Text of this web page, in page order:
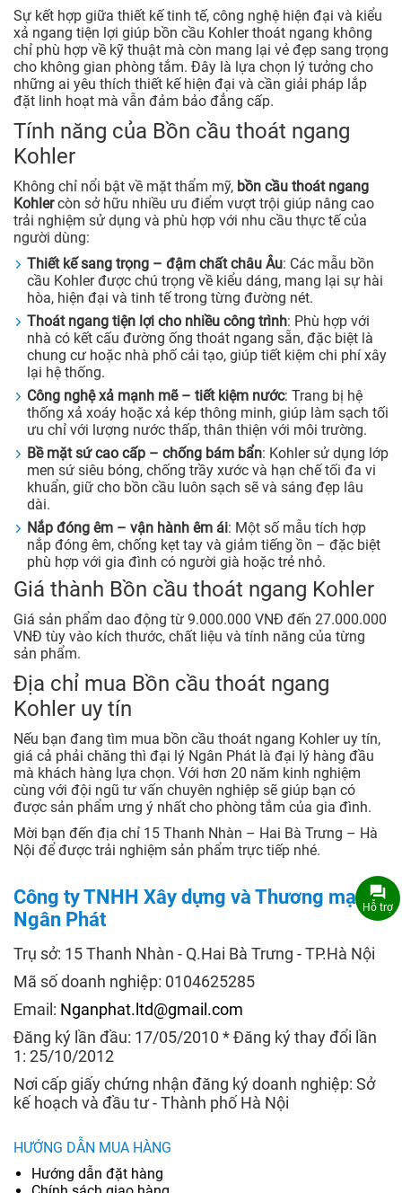
Sự kết hợp giữa thiết kế tinh tế, công nghệ hiện đại và kiểu
xả ngang tiện lợi giúp bồn cầu Kohler thoát ngang không
chỉ phù hợp về kỹ thuật mà còn mang lại vẻ đẹp sang trọng
cho không gian phòng tắm. Đây là lựa chọn lý tưởng cho
những ai yêu thích thiết kế hiện đại và cần giải pháp lắp
đặt linh hoạt mà vẫn đảm bảo đẳng cấp.
Tính năng của Bồn cầu thoát ngang
Kohler
Không chỉ nổi bật về mặt thẩm mỹ, bồn cầu thoát ngang
Kohlercòn sở hữu nhiều ưu điểm vượt trội giúp nâng cao
trải nghiệm sử dụng và phù hợp với nhu cầu thực tế của
người dùng:
Thiết kế sang trọng – đậm chất châu Âu: Các mẫu bồn
cầu Kohler được chú trọng về kiểu dáng, mang lại sự hài
hòa, hiện đại và tinh tế trong từng đường nét.
Thoát ngang tiện lợi cho nhiều công trình: Phù hợp với
nhà có kết cấu đường ống thoát ngang sẵn, đặc biệt là
chung cư hoặc nhà phố cải tạo, giúp tiết kiệm chi phí xây
lại hệ thống.
Công nghệ xả mạnh mẽ – tiết kiệm nước: Trang bị hệ
thống xả xoáy hoặc xả kép thông minh, giúp làm sạch tối
ưu chỉ với lượng nước thấp, thân thiện với môi trường.
Bề mặt sứ cao cấp – chống bám bẩn: Kohler sử dụng lớp
men sứ siêu bóng, chống trầy xước và hạn chế tối đa vi
khuẩn, giữ cho bồn cầu luôn sạch sẽ và sáng đẹp lâu
dài.
Nắp đóng êm – vận hành êm ái: Một số mẫu tích hợp
nắp đóng êm, chống kẹt tay và giảm tiếng ồn – đặc biệt
phù hợp với gia đình có người già hoặc trẻ nhỏ.
Giá thành Bồn cầu thoát ngang Kohler
Giá sản phẩm dao động từ 9.000.000 VNĐ đến 27.000.000
VNĐ tùy vào kích thước, chất liệu và tính năng của từng
sản phẩm.
Địa chỉ mua Bồn cầu thoát ngang
Kohler uy tín
Nếu bạn đang tìm mua bồn cầu thoát ngang Kohler uy tín,
giá cả phải chăng thì đại lý Ngân Phát là đại lý hàng đầu
mà khách hàng lựa chọn. Với hơn 20 năm kinh nghiệm
cùng với đội ngũ tư vấn chuyên nghiệp sẽ giúp bạn có
được sản phẩm ưng ý nhất cho phòng tắm của gia đình.
Mời bạn đến địa chỉ 15 Thanh Nhàn – Hai Bà Trưng – Hà
Nội để được trải nghiệm sản phẩm trực tiếp nhé.
Công ty TNHH Xây dựng và Thương mại
Ngân Phát
Trụ sở: 15 Thanh Nhàn - Q.Hai Bà Trưng - TP.Hà Nội
Mã số doanh nghiệp: 0104625285
Email: Nganphat.ltd@gmail.com
Đăng ký lần đầu: 17/05/2010 * Đăng ký thay đổi lần
1: 25/10/2012
Nơi cấp giấy chứng nhận đăng ký doanh nghiệp: Sở
kế hoạch và đầu tư - Thành phố Hà Nội
HƯỚNG DẪN MUA HÀNG
Hướng dẫn đặt hàng
Hỗ trợ